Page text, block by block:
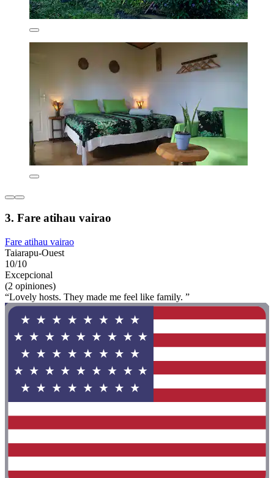
3. Fare atihau vairao
Fare atihau vairao
Taiarapu-Ouest
10/10
Excepcional
(2 opiniones)
“Lovely hosts. They made me feel like family. ”